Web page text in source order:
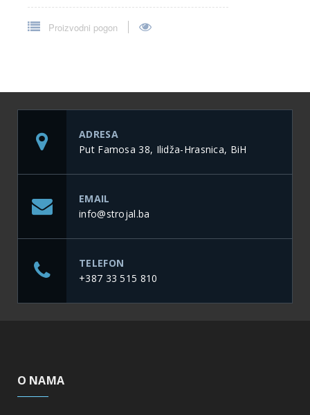
Proizvodni pogon
ADRESA
Put Famosa 38, Ilidža-Hrasnica, BiH
EMAIL
info@strojal.ba
TELEFON
+387 33 515 810
O NAMA